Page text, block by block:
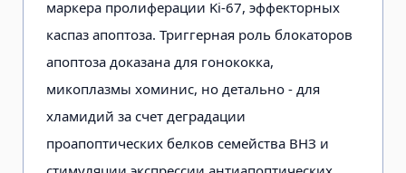
маркера пролиферации Ki-67, эффекторных
каспаз апоптоза. Триггерная роль блокаторов
апоптоза доказана для гонококка,
микоплазмы хоминис, но детально - для
хламидий за счет деградации
проапоптических белков семейства ВНЗ и